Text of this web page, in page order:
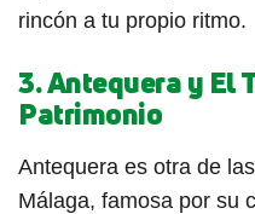
rincón a tu propio ritmo.
3.Antequera y El
Patrimonio
Antequera es otra de
Málaga, famosa por su